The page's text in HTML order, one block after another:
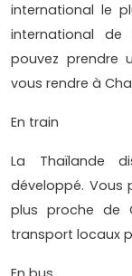
international le
international de
pouvez prendre
vous rendre à
En train
La Thaïlande
développé. Vous
plus proche de
transport locaux